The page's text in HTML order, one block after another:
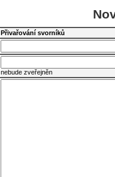
Přivařování svorníků
nebude zveřejněn